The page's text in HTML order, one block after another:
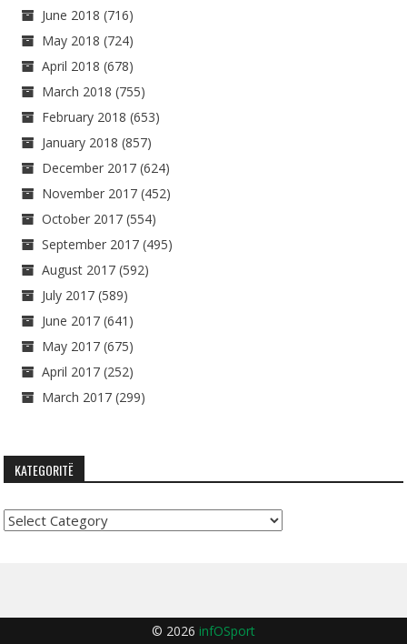
June 2018 (716)
May 2018 (724)
April 2018 (678)
March 2018 (755)
February 2018 (653)
January 2018 (857)
December 2017 (624)
November 2017 (452)
October 2017 (554)
September 2017 (495)
August 2017 (592)
July 2017 (589)
June 2017 (641)
May 2017 (675)
April 2017 (252)
March 2017 (299)
KATEGORITË
Kategoritë
© 2026 infOSport